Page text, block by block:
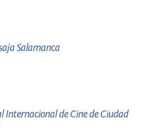
Salamanca
Internacional de Cine de Ciudad